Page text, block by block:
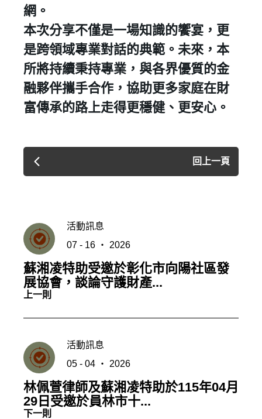
網。
​本次分享不僅是一場知識的饗宴，更
是跨領域專業對話的典範。未來，本
所將持續秉持專業，與各界優質的金
融夥伴攜手合作，協助更多家庭在財
富傳承的路上走得更穩健、更安心。
回上一頁
活動訊息
07 - 16 ‧ 2026
蘇湘凌特助受邀於彰化市向陽社區發
展協會，談論守護財產...
上一則
活動訊息
05 - 04 ‧ 2026
林佩萱律師及蘇湘凌特助於115年04月
29日受邀於員林市十...
下一則